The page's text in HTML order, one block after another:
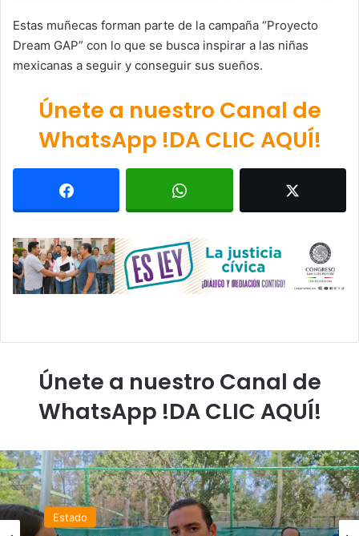
Estas muñecas forman parte de la campaña “Proyecto
Dream GAP” con lo que se busca inspirar a las niñas
mexicanas a seguir y conseguir sus sueños.
Únete a nuestro Canal de
WhatsApp !DA CLIC AQUÍ!
Únete a nuestro Canal de
WhatsApp !DA CLIC AQUÍ!
Estado